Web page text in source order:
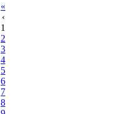
«
‹
1
2
3
4
5
6
7
8